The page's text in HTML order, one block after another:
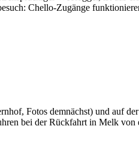
Chello-Zugänge
Fotos demnächst) und auf
bei der Rückfahrt in Melk von